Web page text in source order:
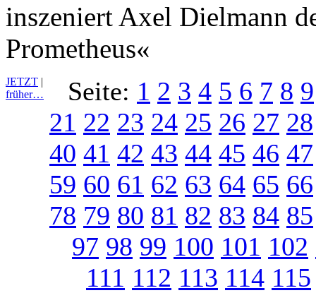
inszeniert Axel Dielmann
Prometheus«
JETZT |
früher…
Seite: 1 2 3 4 5 6 7 8 9
21 22 23 24 25 26 27 28
40 41 42 43 44 45 46 47
59 60 61 62 63 64 65 66
78 79 80 81 82 83 84 85
97 98 99 100 101 102
111 112 113 114 115